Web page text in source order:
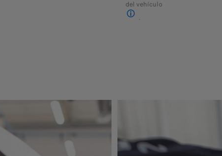
del vehículo
.